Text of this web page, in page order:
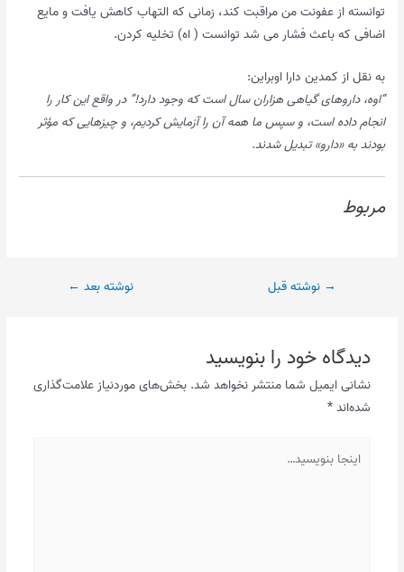
توانسته از عفونت من مراقبت کند، زمانی که التهاب کاهش یافت و مایع
اضافی که باعث فشار می شد توانست ( اه) تخلیه کردن.
به نقل از کمدین دارا اوبراین:
“اوه، داروهای گیاهی هزاران سال است که وجود دارد!” در واقع این کار را
انجام داده است، و سپس ما همه آن را آزمایش کردیم، و چیزهایی که مؤثر
بودند به «دارو» تبدیل شدند.
مربوط
پیمایش
→ نوشته قبل نوشته بعد ←
دیدگاه‌ خود را بنویسید
نشانی ایمیل شما منتشر نخواهد شد. بخش‌های موردنیاز علامت‌گذاری
شده‌اند*
بنویسید…